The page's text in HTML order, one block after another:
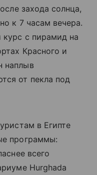
захода солнца,
к 7 часам вечера.
с пирамид на
Красного и
наплыв
от пекла под
в Египте
программы:
всего
Hurghada